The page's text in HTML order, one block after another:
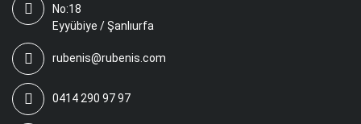
No:18
Eyyübiye / Şanlıurfa
rubenis@rubenis.com
0414 290 97 97